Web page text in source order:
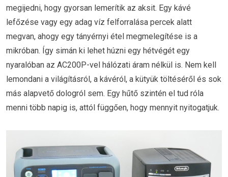
megijedni, hogy gyorsan lemerítik az aksit. Egy kávé
lefőzése vagy egy adag víz felforralása percek alatt
megvan, ahogy egy tányérnyi étel megmelegítése is a
mikróban. Így simán ki lehet húzni egy hétvégét egy
nyaralóban az AC200P-vel hálózati áram nélkül is. Nem kell
lemondani a világításról, a kávéról, a kütyük töltéséről és sok
más alapvető dologról sem. Egy hűtő szintén el tud róla
menni több napig is, attól függően, hogy mennyit nyitogatjuk.